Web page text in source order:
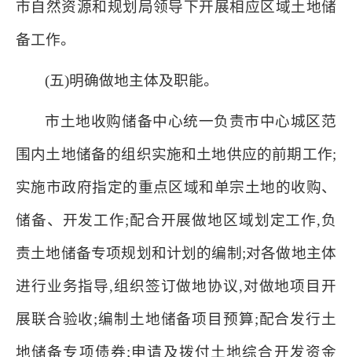
市自然资源和规划局领导下开展相应区域土地储
备工作。
(五)明确做地主体及职能。
市土地收购储备中心统一负责市中心城区范
围内土地储备的组织实施和土地供应的前期工作;
实施市政府指定的重点区域和单宗土地的收购、
储备、开发工作;配合开展做地区域划定工作,负
责土地储备专项规划和计划的编制;对各做地主体
进行业务指导,组织签订做地协议,对做地项目开
展联合验收;编制土地储备项目预算;配合发行土
地储备专项债券;申请及拨付土地综合开发资金